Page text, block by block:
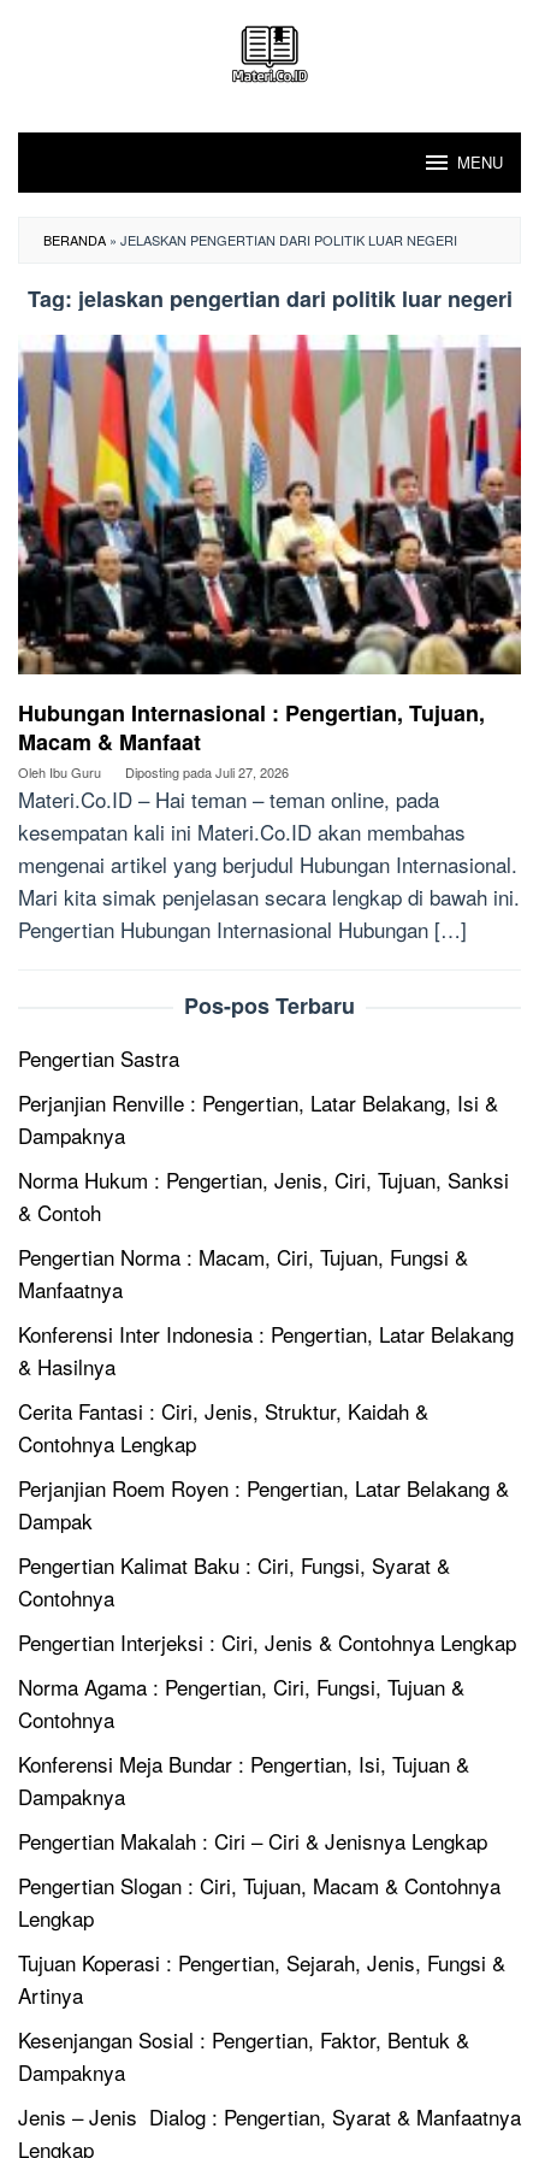
MENU
BERANDA » JELASKAN PENGERTIAN DARI POLITIK LUAR NEGERI
Tag: jelaskan pengertian dari politik luar negeri
Hubungan Internasional : Pengertian, Tujuan,
Macam & Manfaat
Oleh Ibu Guru Diposting padaJuli 27, 2026
Materi.Co.ID – Hai teman – teman online, pada
kesempatan kali ini Materi.Co.ID akan membahas
mengenai artikel yang berjudul Hubungan Internasional.
Mari kita simak penjelasan secara lengkap di bawah ini.
Pengertian Hubungan Internasional Hubungan […]
Pos-pos Terbaru
Pengertian Sastra
Perjanjian Renville : Pengertian, Latar Belakang, Isi &
Dampaknya
Norma Hukum : Pengertian, Jenis, Ciri, Tujuan, Sanksi
& Contoh
Pengertian Norma : Macam, Ciri, Tujuan, Fungsi &
Manfaatnya
Konferensi Inter Indonesia : Pengertian, Latar Belakang
& Hasilnya
Cerita Fantasi : Ciri, Jenis, Struktur, Kaidah &
Contohnya Lengkap
Perjanjian Roem Royen : Pengertian, Latar Belakang &
Dampak
Pengertian Kalimat Baku : Ciri, Fungsi, Syarat &
Contohnya
Pengertian Interjeksi : Ciri, Jenis & Contohnya Lengkap
Norma Agama : Pengertian, Ciri, Fungsi, Tujuan &
Contohnya
Konferensi Meja Bundar : Pengertian, Isi, Tujuan &
Dampaknya
Pengertian Makalah : Ciri – Ciri & Jenisnya Lengkap
Pengertian Slogan : Ciri, Tujuan, Macam & Contohnya
Lengkap
Tujuan Koperasi : Pengertian, Sejarah, Jenis, Fungsi &
Artinya
Kesenjangan Sosial : Pengertian, Faktor, Bentuk &
Dampaknya
Jenis – Jenis Dialog : Pengertian, Syarat & Manfaatnya
Lengkap